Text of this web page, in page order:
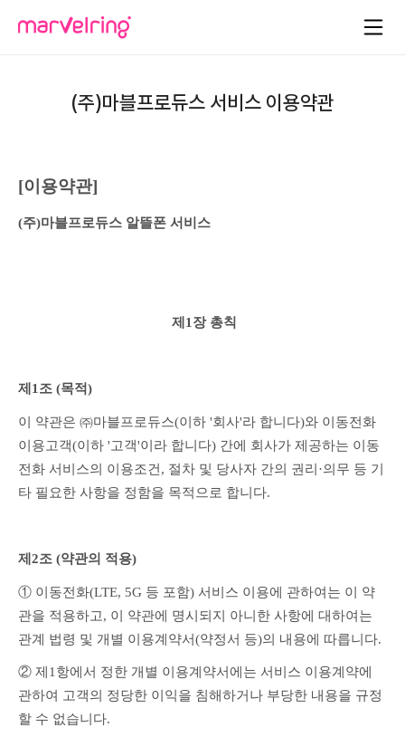
(주)마블프로듀스 서비스 이용약관
[이용약관]
(주)마블프로듀스 알뜰폰 서비스
제1장 총칙
제1조 (목적)
이 약관은 ㈜마블프로듀스(이하 '회사'라 합니다)와 이동전화
이용고객(이하 '고객'이라 합니다) 간에 회사가 제공하는 이동
전화 서비스의 이용조건, 절차 및 당사자 간의 권리·의무 등 기
타 필요한 사항을 정함을 목적으로 합니다.
제2조 (약관의 적용)
① 이동전화(LTE, 5G 등 포함) 서비스 이용에 관하여는 이 약
관을 적용하고, 이 약관에 명시되지 아니한 사항에 대하여는
관계 법령 및 개별 이용계약서(약정서 등)의 내용에 따릅니다.
② 제1항에서 정한 개별 이용계약서에는 서비스 이용계약에
관하여 고객의 정당한 이익을 침해하거나 부당한 내용을 규정
할 수 없습니다.